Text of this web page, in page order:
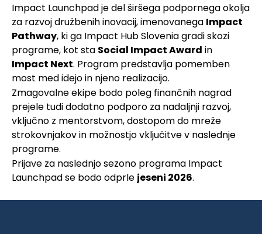
Impact Launchpad je del širšega podpornega okolja
za razvoj družbenih inovacij, imenovanega Impact
Pathway, ki ga Impact Hub Slovenia gradi skozi
programe, kot sta Social Impact Award in
Impact Next. Program predstavlja pomemben
most med idejo in njeno realizacijo.
Zmagovalne ekipe bodo poleg finančnih nagrad
prejele tudi dodatno podporo za nadaljnji razvoj,
vključno z mentorstvom, dostopom do mreže
strokovnjakov in možnostjo vključitve v naslednje
programe.
Prijave za naslednjo sezono programa Impact
Launchpad se bodo odprle jeseni 2026.